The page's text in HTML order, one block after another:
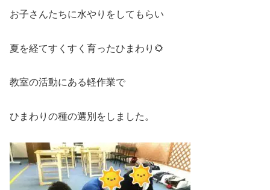
お子さんたちに水やりをしてもらい
夏を経てすくすく育ったひまわり🌻
教室の活動にある軽作業で
ひまわりの種の選別をしました。